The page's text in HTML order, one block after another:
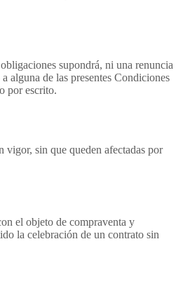
supondrá, ni una renuncia
alguna de las presentes Condiciones
por escrito.
vigor, sin que queden afectadas por
el objeto de compraventa y
la celebración de un contrato sin